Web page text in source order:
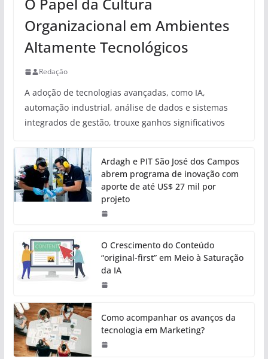
O Papel da Cultura
Organizacional em Ambientes
Altamente Tecnológicos
Redação
A adoção de tecnologias avançadas, como IA,
automação industrial, análise de dados e sistemas
integrados de gestão, trouxe ganhos significativos
Ardagh e PIT São José dos Campos
abrem programa de inovação com
aporte de até US$ 27 mil por
projeto
O Crescimento do Conteúdo
“original-first” em Meio à Saturação
da IA
Como acompanhar os avanços da
tecnologia em Marketing?